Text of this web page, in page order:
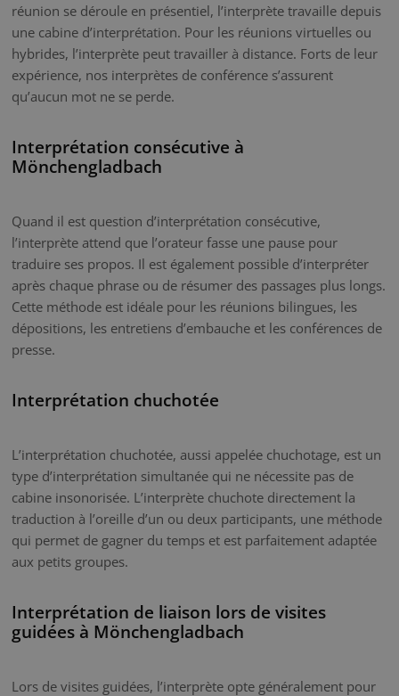
réunion se déroule en présentiel, l’interprète travaille depuis
une cabine d’interprétation. Pour les réunions virtuelles ou
hybrides, l’interprète peut travailler à distance. Forts de leur
expérience, nos interprètes de conférence s’assurent
qu’aucun mot ne se perde.
Interprétation consécutive à
Mönchengladbach
Quand il est question d’interprétation consécutive,
l’interprète attend que l’orateur fasse une pause pour
traduire ses propos. Il est également possible d’interpréter
après chaque phrase ou de résumer des passages plus longs.
Cette méthode est idéale pour les réunions bilingues, les
dépositions, les entretiens d’embauche et les conférences de
presse.
Interprétation chuchotée
L’interprétation chuchotée, aussi appelée chuchotage, est un
type d’interprétation simultanée qui ne nécessite pas de
cabine insonorisée. L’interprète chuchote directement la
traduction à l’oreille d’un ou deux participants, une méthode
qui permet de gagner du temps et est parfaitement adaptée
aux petits groupes.
Interprétation de liaison lors de visites
guidées à Mönchengladbach
Lors de visites guidées, l’interprète opte généralement pour